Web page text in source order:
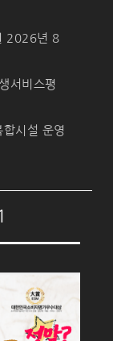
2026년 8
서비스평
시설 운영